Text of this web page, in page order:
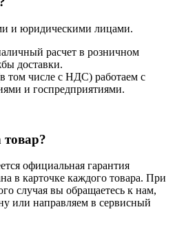
и юридическими лицами.
расчет в розничном
доставки.
том числе с НДС) работаем с
и госпредприятиями.
товар?
официальная гарантия
в карточке каждого товара. При
случая вы обращаетесь к нам,
или направляем в сервисный